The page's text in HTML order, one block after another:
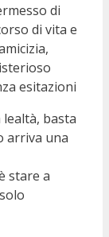
di
di vita e
esitazioni
lealtà, basta
arriva una
stare a